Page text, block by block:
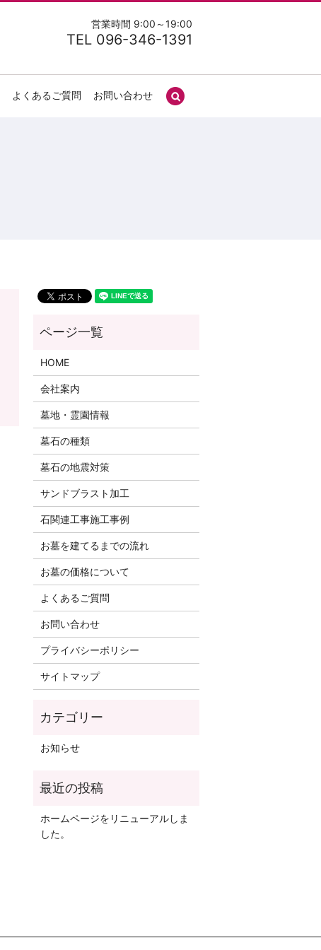
よくあるご質問 お問い合わせ
営業時間 9:00～19:00
TEL 096-346-1391
HOME
会社案内
墓地・霊園情報
墓石の種類
墓石の地震対策
サンドブラスト加工
石関連工事施工事例
お墓を建てるまでの流れ
お墓の価格について
よくあるご質問
お問い合わせ
プライバシーポリシー
サイトマップ
お知らせ
ホームページをリニューアルしま
した。